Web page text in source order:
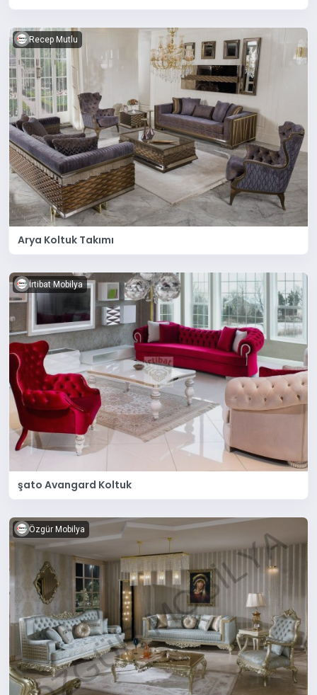
Recep Mutlu
Arya Koltuk Takımı
İrtibat Mobilya
şato Avangard Koltuk
Özgür Mobilya